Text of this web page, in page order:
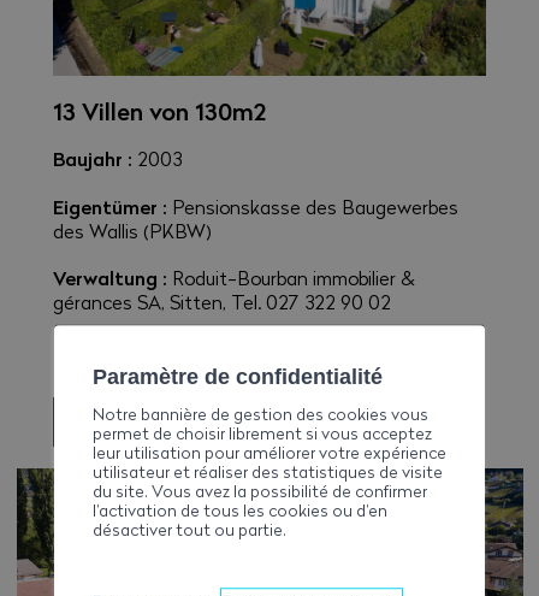
13 Villen von 130m2
Baujahr : 2003
Eigentümer : Pensionskasse des Baugewerbes
des Wallis (PKBW)
Verwaltung : Roduit-Bourban immobilier &
gérances SA, Sitten, Tel. 027 322 90 02
PREVIOUS
Paramètre de confidentialité
Notre bannière de gestion des cookies vous
permet de choisir librement si vous acceptez
leur utilisation pour améliorer votre expérience
utilisateur et réaliser des statistiques de visite
du site. Vous avez la possibilité de confirmer
l’activation de tous les cookies ou d’en
désactiver tout ou partie.